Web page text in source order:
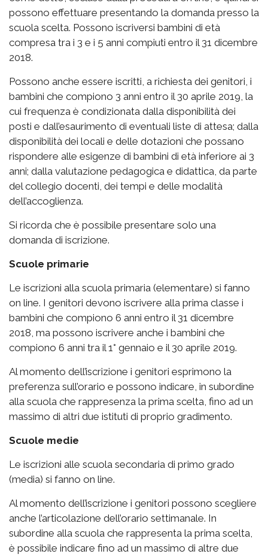
possono effettuare presentando la domanda presso la
scuola scelta. Possono iscriversi bambini di età
compresa tra i 3 e i 5 anni compiuti entro il 31 dicembre
2018.
Possono anche essere iscritti, a richiesta dei genitori, i
bambini che compiono 3 anni entro il 30 aprile 2019, la
cui frequenza è condizionata dalla disponibilità dei
posti e dall’esaurimento di eventuali liste di attesa; dalla
disponibilità dei locali e delle dotazioni che possano
rispondere alle esigenze di bambini di età inferiore ai 3
anni; dalla valutazione pedagogica e didattica, da parte
del collegio docenti, dei tempi e delle modalità
dell’accoglienza.
Si ricorda che è possibile presentare solo una
domanda di iscrizione.
Scuole primarie
Le iscrizioni alla scuola primaria (elementare) si fanno
on line. I genitori devono iscrivere alla prima classe i
bambini che compiono 6 anni entro il 31 dicembre
2018, ma possono iscrivere anche i bambini che
compiono 6 anni tra il 1° gennaio e il 30 aprile 2019.
Al momento dell’iscrizione i genitori esprimono la
preferenza sull’orario e possono indicare, in subordine
alla scuola che rappresenza la prima scelta, fino ad un
massimo di altri due istituti di proprio gradimento.
Scuole medie
Le iscrizioni alle scuola secondaria di primo grado
(media) si fanno on line.
Al momento dell’iscrizione i genitori possono scegliere
anche l’articolazione dell’orario settimanale. In
subordine alla scuola che rappresenta la prima scelta,
è possibile indicare fino ad un massimo di altre due